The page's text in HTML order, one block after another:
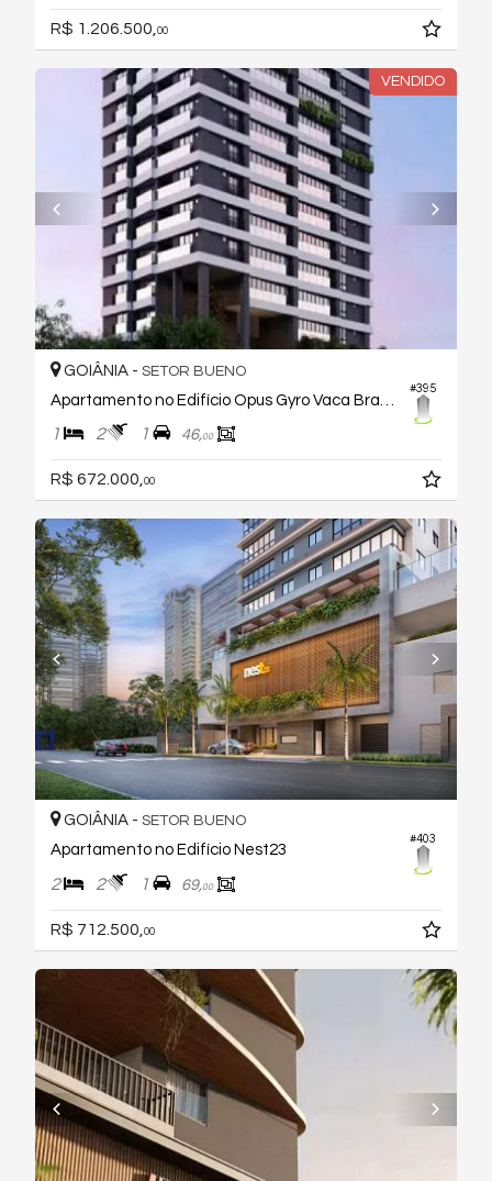
R$ 1.206.500,00
VENDIDO
#395
GOIÂNIA - SETOR BUENO
1 2 1 46,00
R$ 672.000, 00
#403
GOIÂNIA - SETOR BUENO
Apartamento no Edifício Nest23
2 2 1 69,00
R$ 712.500, 00